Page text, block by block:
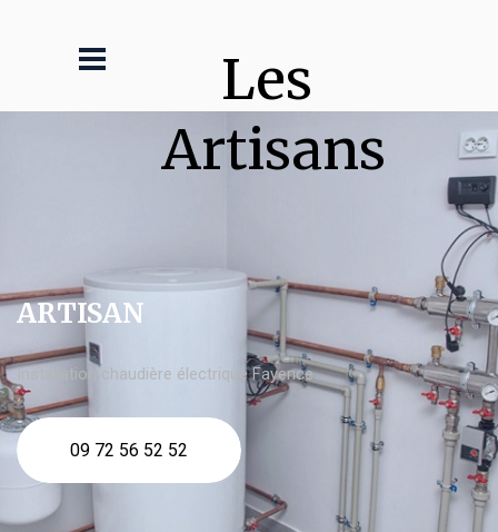
Les
Artisans
ARTISAN
Installation chaudière électrique Fayence
09 72 56 52 52